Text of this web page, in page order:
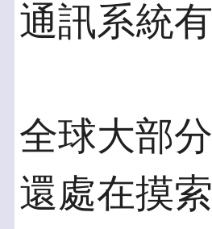
通訊系統
全球大部
還處在摸